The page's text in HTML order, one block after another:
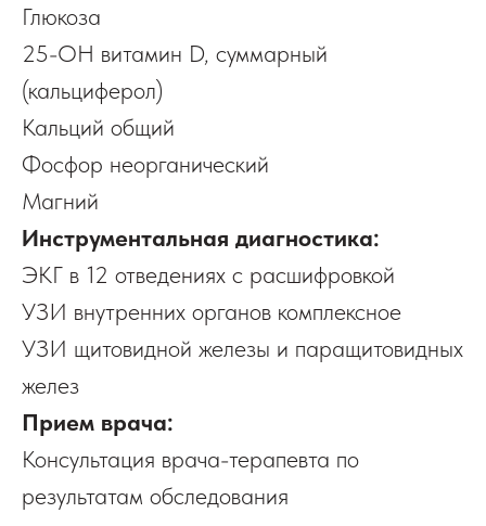
Глюкоза
25-ОН витамин D, суммарный
(кальциферол)
Кальций общий
Фосфор неорганический
Магний
Инструментальная диагностика:
ЭКГ в 12 отведениях с расшифровкой
УЗИ внутренних органов комплексное
УЗИ щитовидной железы и паращитовидных
желез
Прием врача:
Консультация врача-терапевта по
результатам обследования